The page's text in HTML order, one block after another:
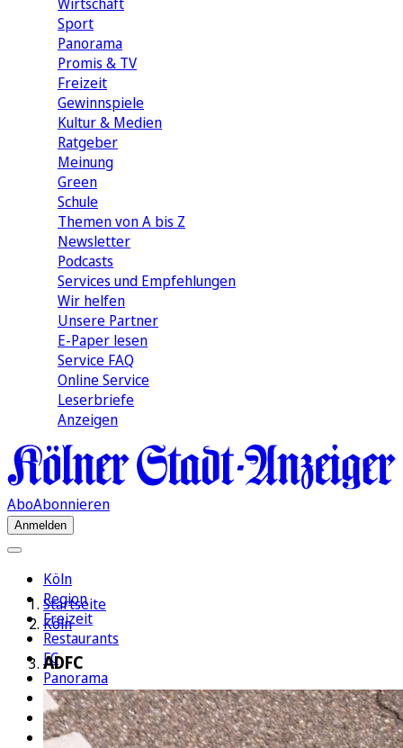
Sport
Panorama
Promis & TV
Freizeit
Gewinnspiele
Kultur & Medien
Ratgeber
Meinung
Green
Schule
Themen von A bis Z
Newsletter
Podcasts
Services und Empfehlungen
Wir helfen
Unsere Partner
E-Paper lesen
Service FAQ
Online Service
Leserbriefe
Anzeigen
AboAbonnieren
Anmelden
Köln
Region
Freizeit
Restaurants
FC
Panorama
Politik
Wirtschaft
Kultur
Startseite
Köln
ADFC